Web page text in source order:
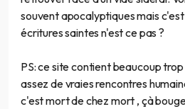
souvent apocalyptiques mais
écritures saintes n'est ce pas ?
PS: ce site contient beaucoup
assez de vraies rencontres
c'est mort de chez mort , çà